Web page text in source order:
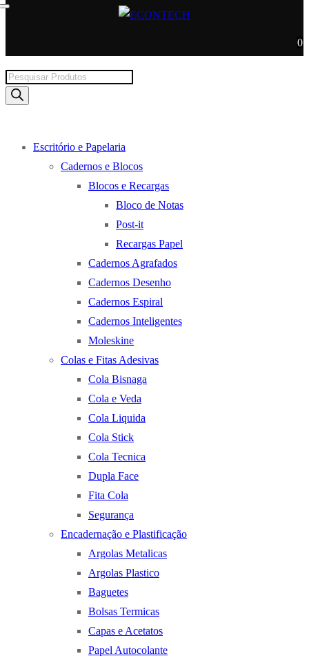
0
Products
search
Escritório e Papelaria
Cadernos e Blocos
Blocos e Recargas
Bloco de Notas
Post-it
Recargas Papel
Cadernos Agrafados
Cadernos Desenho
Cadernos Espiral
Cadernos Inteligentes
Moleskine
Colas e Fitas Adesivas
Cola Bisnaga
Cola e Veda
Cola Liquida
Cola Stick
Cola Tecnica
Dupla Face
Fita Cola
Segurança
Encadernação e Plastificação
Argolas Metalicas
Argolas Plastico
Baguetes
Bolsas Termicas
Capas e Acetatos
Papel Autocolante